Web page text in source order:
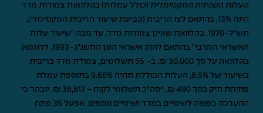
העלות השנתית המקסימלית (כולל עמלות) בהלוואות צמודות מדד
הינה 13%, בהתאם לצו הריבית (קביעת שיעור הריבית המקסימלי),
תש"ל-1970. בהלוואת שאינן צמודות מדד, עד גובה "שיעור עלות
האשראי המרבי" בהתאם לחוק אשראי הוגן התשנ"ג-1993. לדוגמא:
בהלוואה על סך 30,000 ₪, ב- 55 תשלומים, צמודת מדד בריבית
בשיעור של 8.5%, העלות הכוללת תהיה 9.66% בתוספת עמלת
פתיחת תיק בסך 490 ₪. *סה"כ תשלומי לקוח – 36,817 ₪. יובהר כי
ההערכה כפופה לשינויים במדד ושינויים נוספים. אפעל 35 פתח